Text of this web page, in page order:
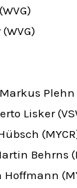
Plehn
Lisker
Behrns